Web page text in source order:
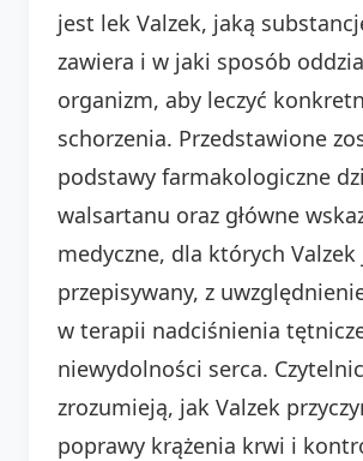
jest lek Valzek, jaką
zawiera i w jaki sposób
organizm, aby leczyć
schorzenia. Przedstawione
podstawy farmakologiczne
walsartanu oraz główne
medyczne, dla których Valzek
przepisywany, z
w terapii nadciśnienia
niewydolności serca.
zrozumieją, jak Valzek
poprawy krążenia krwi i